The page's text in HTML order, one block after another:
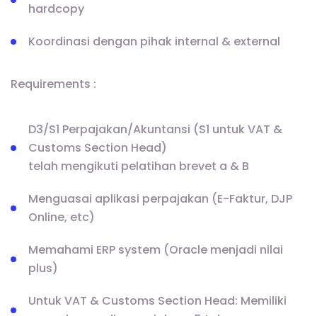
hardcopy
Koordinasi dengan pihak internal & external
Requirements :
D3/S1 Perpajakan/Akuntansi (S1 untuk VAT &
Customs Section Head)
telah mengikuti pelatihan brevet a & B
Menguasai aplikasi perpajakan (E-Faktur, DJP
Online, etc)
Memahami ERP system (Oracle menjadi nilai
plus)
Untuk VAT & Customs Section Head: Memiliki